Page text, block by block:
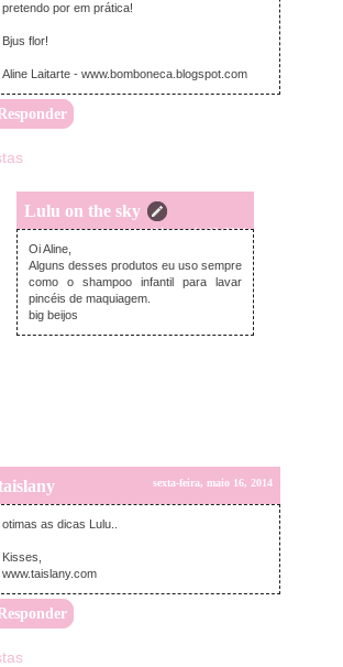
pretendo por em prática!
Bjus flor!
Aline Laitarte - www.bomboneca.blogspot.com
Lulu on the sky
sexta-feira, maio 16, 2014
Oi Aline,
Alguns desses produtos eu uso sempre
como o shampoo infantil para lavar
pincéis de maquiagem.
big beijos
sexta-feira, maio 16, 2014
otimas as dicas Lulu..
Kisses,
www.taislany.com